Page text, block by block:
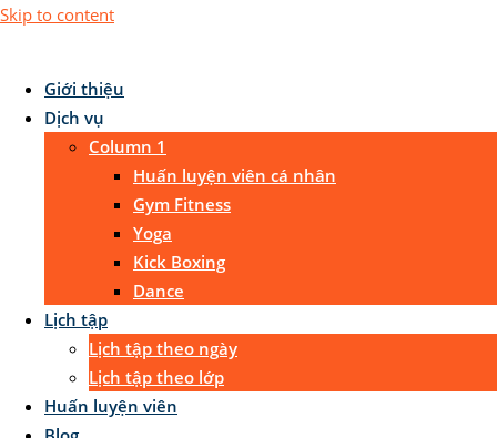
Skip to content
Giới thiệu
Dịch vụ
Column 1
Huấn luyện viên cá nhân
Gym Fitness
Yoga
Kick Boxing
Dance
Lịch tập
Lịch tập theo ngày
Lịch tập theo lớp
Huấn luyện viên